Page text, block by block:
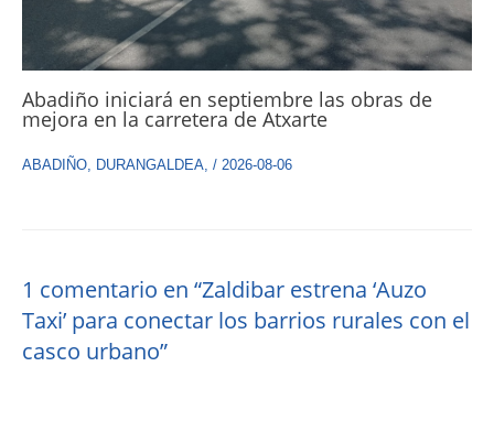
Abadiño iniciará en septiembre las obras de
mejora en la carretera de Atxarte
ABADIÑO, DURANGALDEA, / 2026-08-06
1 comentario en “Zaldibar estrena ‘Auzo
Taxi’ para conectar los barrios rurales con el
casco urbano”